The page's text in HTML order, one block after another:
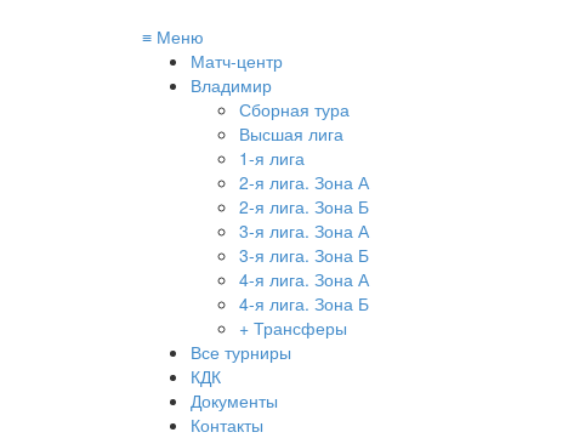
≡ Меню
Матч-центр
Владимир
Сборная тура
Высшая лига
1-я лига
2-я лига. Зона А
2-я лига. Зона Б
3-я лига. Зона А
3-я лига. Зона Б
4-я лига. Зона А
4-я лига. Зона Б
+ Трансферы
Все турниры
КДК
Документы
Контакты